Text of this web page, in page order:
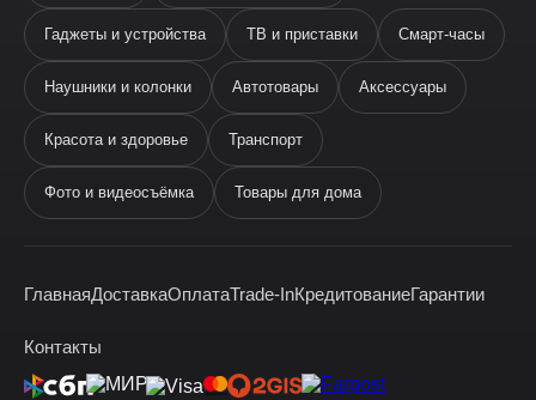
Гаджеты и устройства ТВ и приставки Смарт-часы
Наушники и колонки Автотовары Аксессуары
Красота и здоровье Транспорт
Фото и видеосъёмка Товары для дома
ГлавнаяДоставкаОплатаTrade-InКредитованиеГарантии
Контакты
виртуальный помощник